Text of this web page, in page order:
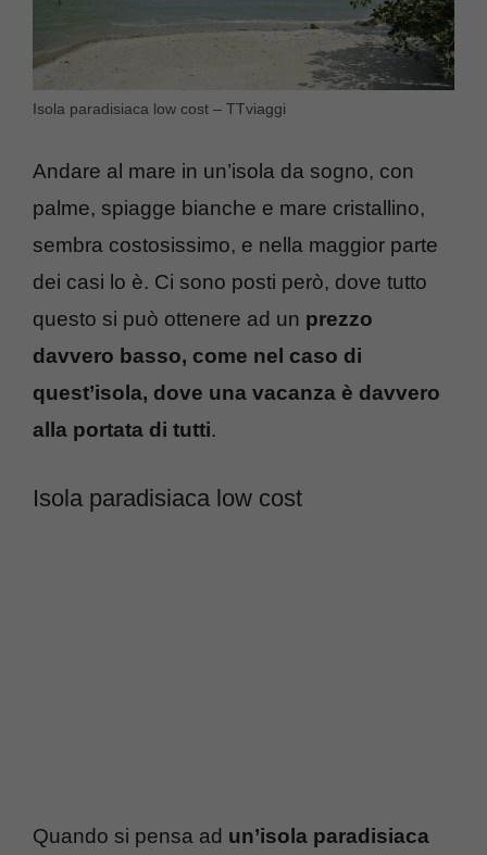
Isola paradisiaca low cost – TTviaggi
Andare al mare in un’isola da sogno, con
palme, spiagge bianche e mare cristallino,
sembra costosissimo, e nella maggior parte
dei casi lo è. Ci sono posti però, dove tutto
questo si può ottenere ad un prezzo
davvero basso, come nel caso di
quest’isola, dove una vacanza è davvero
alla portata di tutti.
Isola paradisiaca low cost
Quando si pensa ad un’isola paradisiaca